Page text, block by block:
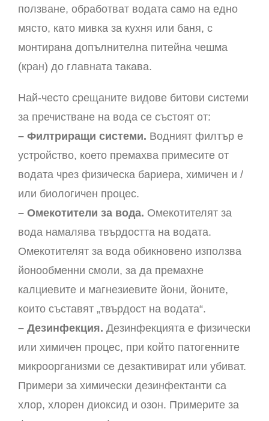
ползване, обработват водата само на едно
място, като мивка за кухня или баня, с
монтирана допълнителна питейна чешма
(кран) до главната такава.
Най-често срещаните видове битови системи
за пречистване на вода се състоят от:
– Филтриращи системи. Водният филтър е
устройство, което премахва примесите от
водата чрез физическа бариера, химичен и /
или биологичен процес.
– Омекотители за вода. Омекотителят за
вода намалява твърдостта на водата.
Омекотителят за вода обикновено използва
йонообменни смоли, за да премахне
калциевите и магнезиевите йони, йоните,
които съставят „твърдост на водата“.
– Дезинфекция. Дезинфекцията е физически
или химичен процес, при който патогенните
микроорганизми се дезактивират или убиват.
Примери за химически дезинфектанти са
хлор, хлорен диоксид и озон. Примерите за